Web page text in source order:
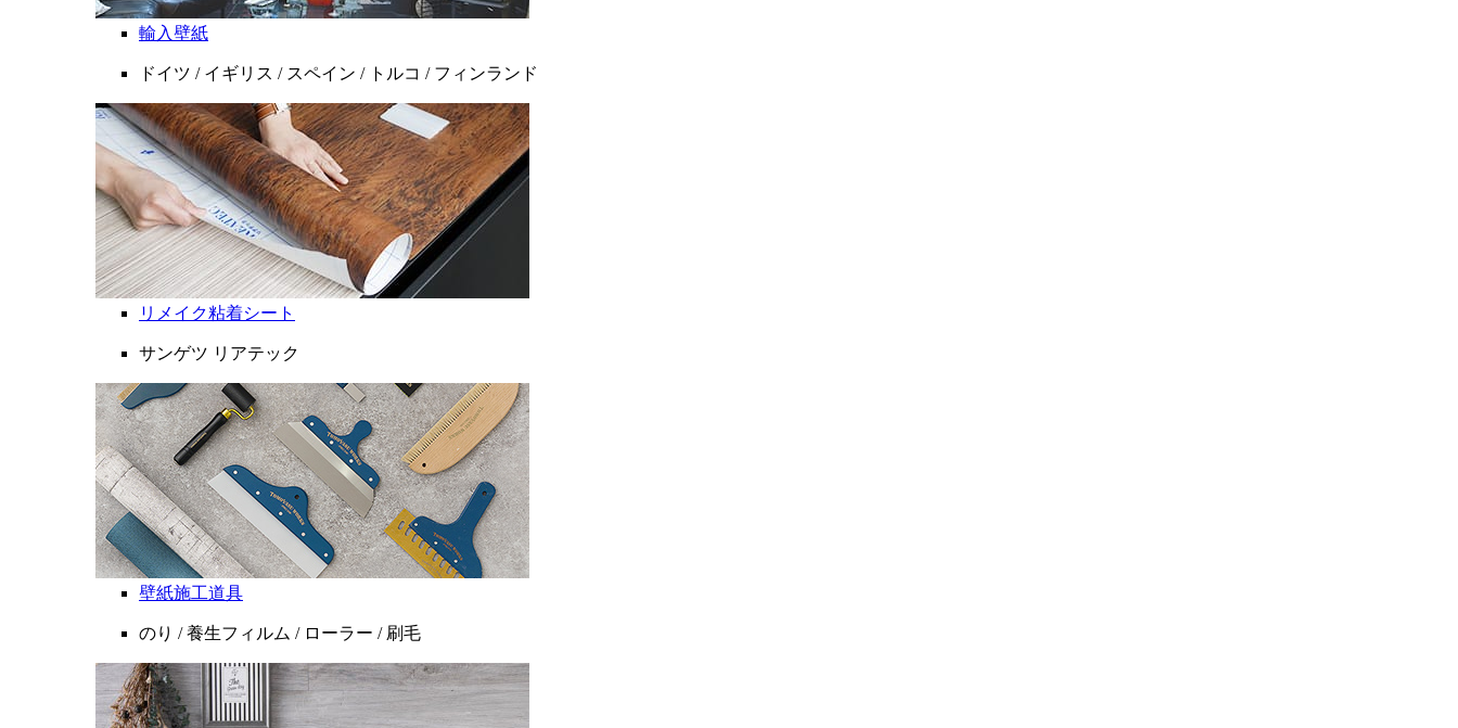
輸入壁紙
ドイツ / イギリス / スペイン / トルコ / フィンランド
リメイク粘着シート
サンゲツ リアテック
壁紙施工道具
のり / 養生フィルム / ローラー / 刷毛